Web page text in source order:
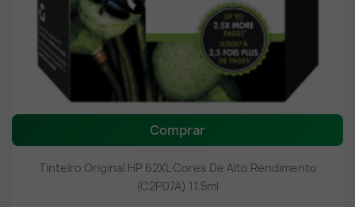
Comprar
Tinteiro Original HP 62XL Cores De Alto Rendimento
(C2P07A) 11.5ml